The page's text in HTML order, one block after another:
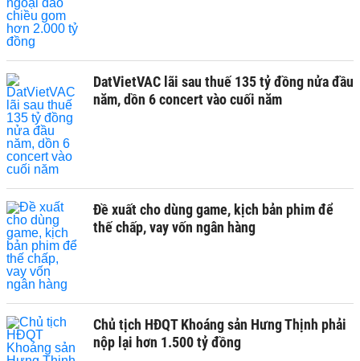
DatVietVAC lãi sau thuế 135 tỷ đồng nửa đầu
năm, dồn 6 concert vào cuối năm
Đề xuất cho dùng game, kịch bản phim để
thế chấp, vay vốn ngân hàng
Chủ tịch HĐQT Khoáng sản Hưng Thịnh phải
nộp lại hơn 1.500 tỷ đồng